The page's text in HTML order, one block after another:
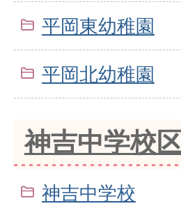
平岡東幼稚園
平岡北幼稚園
神吉中学校
神吉中学校